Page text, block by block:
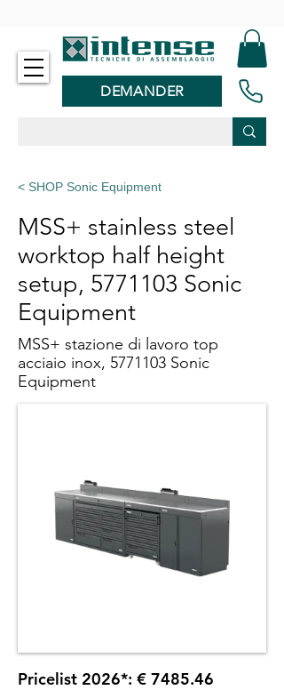
DEMANDER
< SHOP Sonic Equipment
MSS+ stainless steel
worktop half height
setup, 5771103 Sonic
Equipment
MSS+ stazione di lavoro top
acciaio inox, 5771103 Sonic
Equipment
Pricelist 2026*: € 7485.46